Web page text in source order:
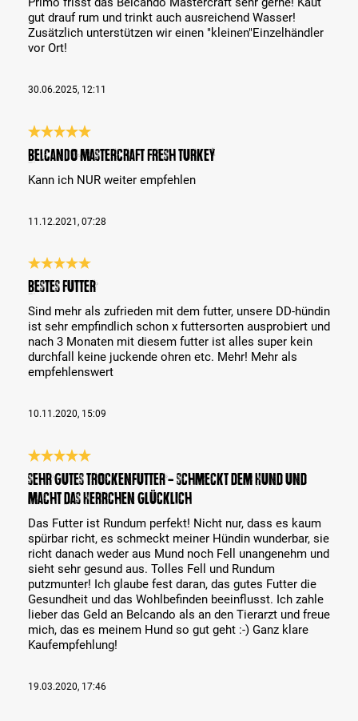
gut drauf rum und trinkt auch ausreichend Wasser!
Zusätzlich unterstützen wir einen "kleinen"Einzelhändler
vor Ort!
30.06.2025, 12:11
Review with rating of 5 out of 5 stars
BELCANDO MASTERCRAFT Fresh Turkey
Kann ich NUR weiter empfehlen
11.12.2021, 07:28
Review with rating of 5 out of 5 stars
Bestes Futter
Sind mehr als zufrieden mit dem futter, unsere DD-hündin
ist sehr empfindlich schon x futtersorten ausprobiert und
nach 3 Monaten mit diesem futter ist alles super kein
durchfall keine juckende ohren etc. Mehr! Mehr als
empfehlenswert
10.11.2020, 15:09
Review with rating of 5 out of 5 stars
Sehr gutes Trockenfutter - schmeckt dem Hund und
macht das Herrchen glücklich
Das Futter ist Rundum perfekt! Nicht nur, dass es kaum
spürbar richt, es schmeckt meiner Hündin wunderbar, sie
richt danach weder aus Mund noch Fell unangenehm und
sieht sehr gesund aus. Tolles Fell und Rundum
putzmunter! Ich glaube fest daran, das gutes Futter die
Gesundheit und das Wohlbefinden beeinflusst. Ich zahle
lieber das Geld an Belcando als an den Tierarzt und freue
mich, das es meinem Hund so gut geht :-) Ganz klare
Kaufempfehlung!
19.03.2020, 17:46